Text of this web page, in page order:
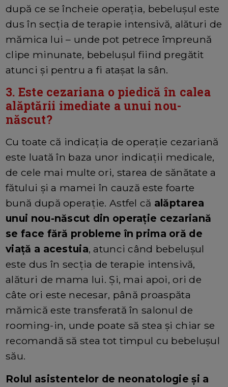
după ce se încheie operația, bebelușul este
dus în secția de terapie intensivă, alături de
mămica lui – unde pot petrece împreună
clipe minunate, bebelușul fiind pregătit
atunci și pentru a fi atașat la sân.
3. Este cezariana o piedică în calea
alăptării imediate a unui nou-
născut?
Cu toate că indicația de operație cezariană
este luată în baza unor indicații medicale,
de cele mai multe ori, starea de sănătate a
fătului și a mamei în cauză este foarte
bună după operație. Astfel că alăptarea
unui nou-născut din operație cezariană
se face fără probleme în prima oră de
viață a acestuia, atunci când bebelușul
este dus în secția de terapie intensivă,
alături de mama lui. Și, mai apoi, ori de
câte ori este necesar, până proaspăta
mămică este transferată în salonul de
rooming-in, unde poate să stea și chiar se
recomandă să stea tot timpul cu bebelușul
său.
Rolul asistentelor de neonatologie și a